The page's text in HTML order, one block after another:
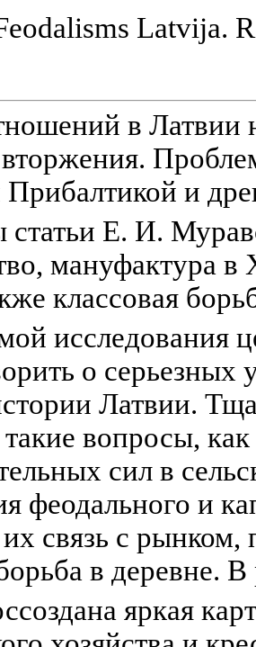
Latvija.
в Латвии
и
Е. И.
мануфактура
классовая
исследования
о серьезных
Латвии.
вопросы, как
сил в
феодального и
связь с
в деревне.
яркая